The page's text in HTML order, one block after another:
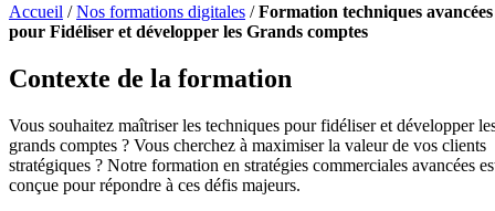
Accueil /Nos formations digitales /Formation techniques avancées
pour Fidéliser et développer les Grands comptes
Contexte de la formation
Vous souhaitez maîtriser les techniques pour fidéliser et développer
grands comptes ? Vous cherchez à maximiser la valeur de vos clients
stratégiques ? Notre formation en stratégies commerciales avancées
conçue pour répondre à ces défis majeurs.